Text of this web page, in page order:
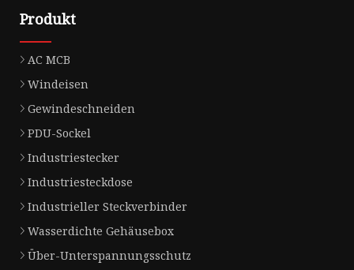
Produkt
AC MCB
Windeisen
Gewindeschneiden
PDU-Sockel
Industriestecker
Industriesteckdose
Industrieller Steckverbinder
Wasserdichte Gehäusebox
Über-Unterspannungsschutz